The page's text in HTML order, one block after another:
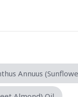
Annuus